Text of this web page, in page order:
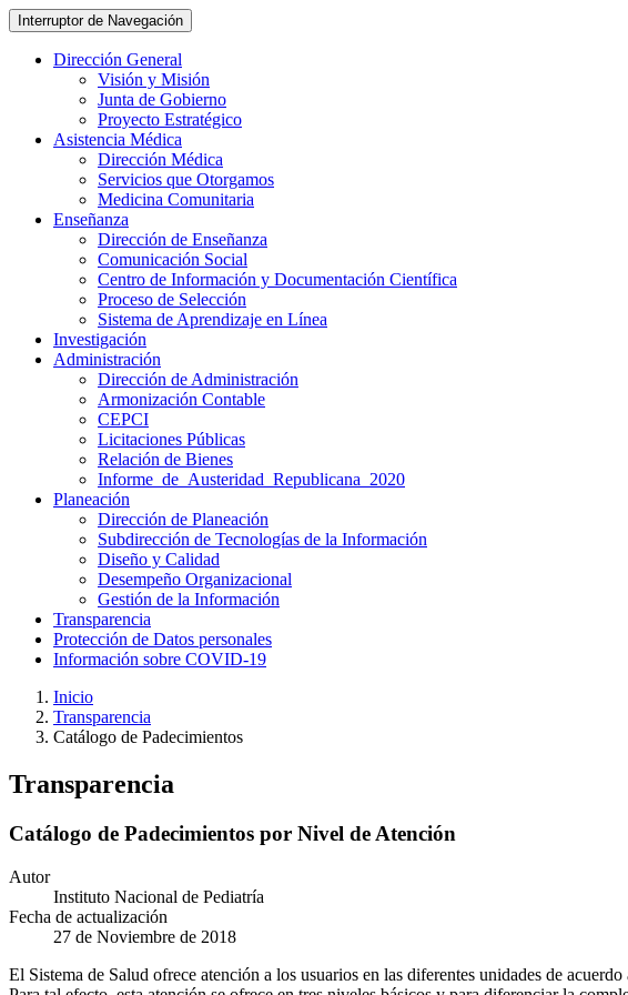
Interruptor de Navegación
Dirección General
Visión y Misión
Junta de Gobierno
Proyecto Estratégico
Asistencia Médica
Dirección Médica
Servicios que Otorgamos
Medicina Comunitaria
Enseñanza
Dirección de Enseñanza
Comunicación Social
Centro de Información y Documentación Científica
Proceso de Selección
Sistema de Aprendizaje en Línea
Investigación
Administración
Dirección de Administración
Armonización Contable
CEPCI
Licitaciones Públicas
Relación de Bienes
Informe_de_Austeridad_Republicana_2020
Planeación
Dirección de Planeación
Subdirección de Tecnologías de la Información
Diseño y Calidad
Desempeño Organizacional
Gestión de la Información
Transparencia
Protección de Datos personales
Información sobre COVID-19
Inicio
Transparencia
Catálogo de Padecimientos
Transparencia
Catálogo de Padecimientos por Nivel de Atención
Autor
Instituto Nacional de Pediatría
Fecha de actualización
27 de Noviembre de 2018
El Sistema de Salud ofrece atención a los usuarios en las diferentes unidades de